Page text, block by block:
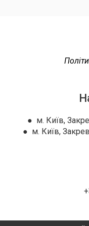
● м. Київ,
● м. Київ,